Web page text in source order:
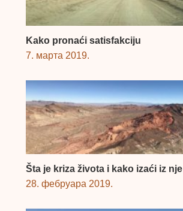
Kako pronaći satisfakciju
7. марта 2019.
Šta je kriza života i kako izaći iz nje
28. фебруара 2019.